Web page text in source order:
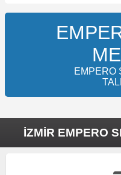
EMPERO
İZMIR EMPERO